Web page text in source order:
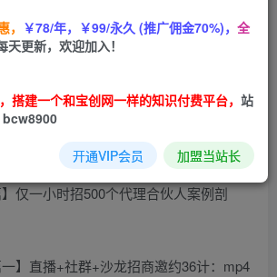
机+直播+社群+招商邀约裂变1000人；1
1000人案例分析。
仅一小时招500个代理合伙人案例剖
】直播+社群+沙龙招商邀约36计：mp4
， ￥78/年，￥99/永久 (推广佣金70%)， 全
天更新，欢迎加入！
搭建一个和宝创网一样的知识付费平台， 站
开通VIP会员 加盟当站长